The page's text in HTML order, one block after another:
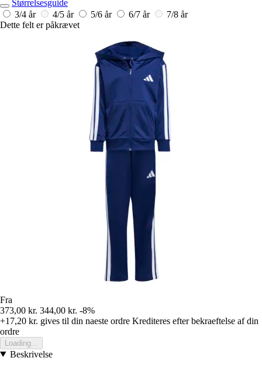
Størrelsesguide
3/4 år
4/5 år 5/6 år 6/7 år
7/8 år
Dette felt er påkrævet
Fra
373,00 kr. 344,00 kr. -8%
+17,20 kr. gives til din naeste ordre Krediteres efter bekraeftelse af din
ordre
Loading...
Beskrivelse